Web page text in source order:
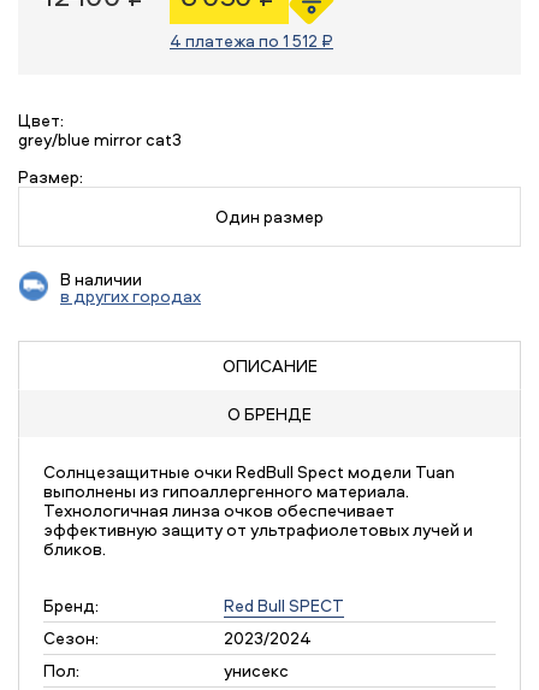
4 платежа по 1 512 ₽
Цвет:
grey/blue mirror cat3
Размер:
Один размер
В наличии
в других городах
ОПИСАНИЕ
О БРЕНДЕ
Солнцезащитные очки RedBull Spect модели Tuan
выполнены из гипоаллергенного материала.
Технологичная линза очков обеспечивает
эффективную защиту от ультрафиолетовых лучей и
бликов.
Бренд:
Red Bull SPECT
Сезон:
2023/2024
Пол:
унисекс